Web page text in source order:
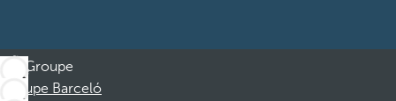
Groupe
Groupe Barceló